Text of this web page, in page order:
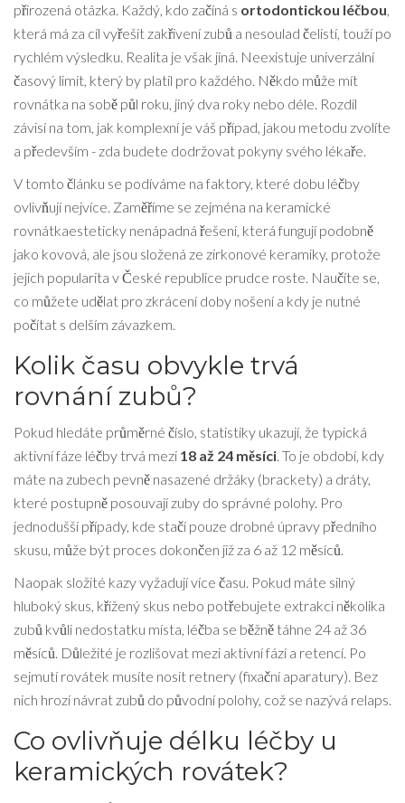
přirozená otázka. Každý, kdo začíná s ortodontickou léčbou,
která má za cíl vyřešit zakřivení zubů a nesoulad čelistí, touží po
rychlém výsledku. Realita je však jiná. Neexistuje univerzální
časový limit, který by platil pro každého. Někdo může mít
rovnátka na sobě půl roku, jiný dva roky nebo déle. Rozdíl
závisí na tom, jak komplexní je váš případ, jakou metodu zvolíte
a především - zda budete dodržovat pokyny svého lékaře.
V tomto článku se podíváme na faktory, které dobu léčby
ovlivňují nejvíce. Zaměříme se zejména na keramické
rovnátkaesteticky nenápadná řešení, která fungují podobně
jako kovová, ale jsou složená ze zirkonové keramiky, protože
jejich popularita v České republice prudce roste. Naučíte se,
co můžete udělat pro zkrácení doby nošení a kdy je nutné
počítat s delším závazkem.
Kolik času obvykle trvá
rovnání zubů?
Pokud hledáte průměrné číslo, statistiky ukazují, že typická
aktivní fáze léčby trvá mezi 18 až 24 měsíci. To je období, kdy
máte na zubech pevně nasazené držáky (brackety) a dráty,
které postupně posouvají zuby do správné polohy. Pro
jednodušší případy, kde stačí pouze drobné úpravy předního
skusu, může být proces dokončen již za 6 až 12 měsíců.
Naopak složité kazy vyžadují více času. Pokud máte silný
hluboký skus, křížený skus nebo potřebujete extrakci několika
zubů kvůli nedostatku místa, léčba se běžně táhne 24 až 36
měsíců. Důležité je rozlišovat mezi aktivní fází a retencí. Po
sejmutí rovátek musíte nosit retnery (fixační aparatury). Bez
nich hrozí návrat zubů do původní polohy, což se nazývá relaps.
Co ovlivňuje délku léčby u
keramických rovátek?